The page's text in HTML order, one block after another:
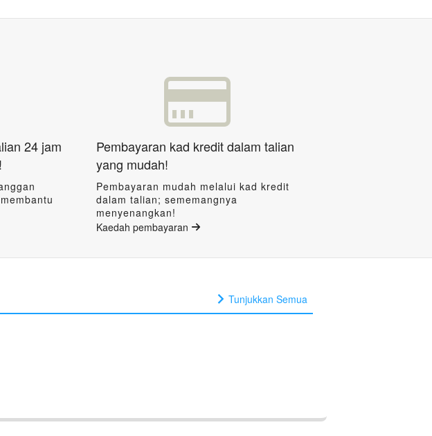
24 jam
Pembayaran kad kredit dalam talian
yang mudah!
Pembayaran mudah melalui kad kredit
dalam talian; sememangnya
menyenangkan!
Kaedah pembayaran
Tunjukkan Semua